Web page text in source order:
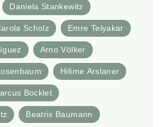
Daniela Stankewitz
Scholz Emre Telyakar
Arno Völker
Hilime Arslaner
Bocklet
Beatrix Baumann